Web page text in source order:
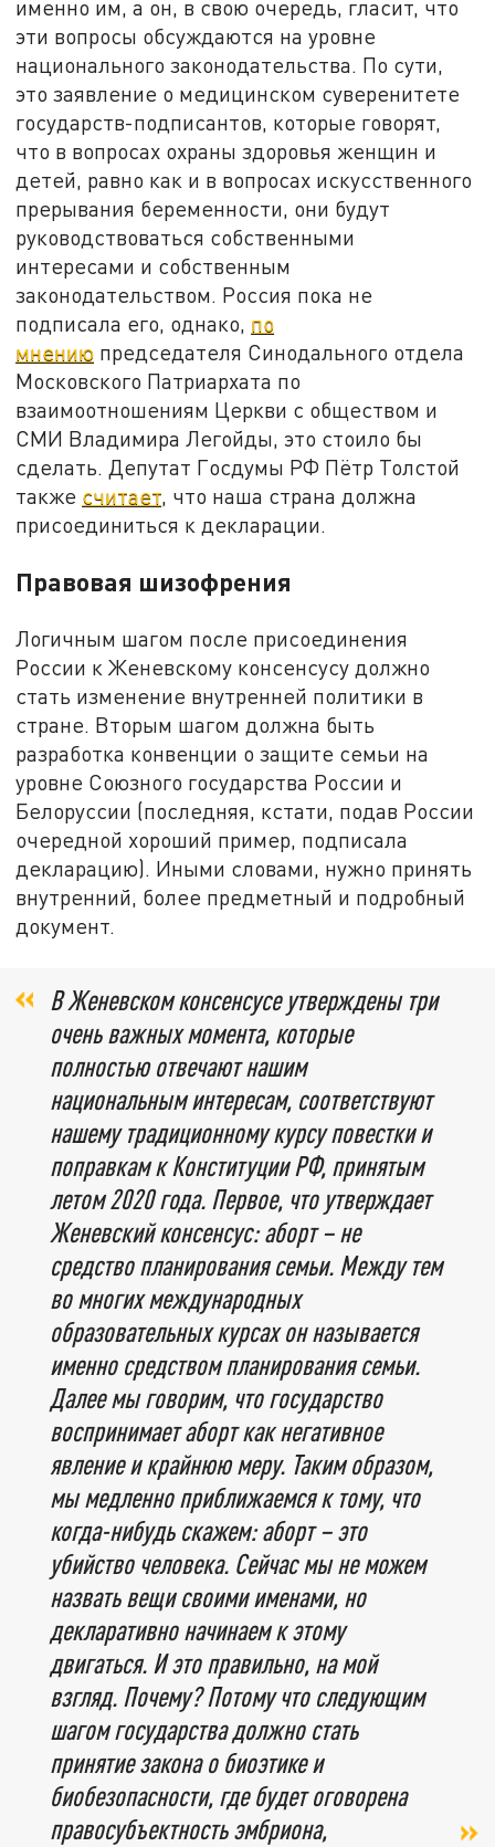
именно им, а он, в свою очередь, гласит, что
эти вопросы обсуждаются на уровне
национального законодательства. По сути,
это заявление о медицинском суверенитете
государств-подписантов, которые говорят,
что в вопросах охраны здоровья женщин и
детей, равно как и в вопросах искусственного
прерывания беременности, они будут
руководствоваться собственными
интересами и собственным
законодательством. Россия пока не
подписала его, однако, по
мнению председателя Синодального отдела
Московского Патриархата по
взаимоотношениям Церкви с обществом и
СМИ Владимира Легойды, это стоило бы
сделать. Депутат Госдумы РФ Пётр Толстой
также считает, что наша страна должна
присоединиться к декларации.
Правовая шизофрения
Логичным шагом после присоединения
России к Женевскому консенсусу должно
стать изменение внутренней политики в
стране. Вторым шагом должна быть
разработка конвенции о защите семьи на
уровне Союзного государства России и
Белоруссии (последняя, кстати, подав России
очередной хороший пример, подписала
декларацию). Иными словами, нужно принять
внутренний, более предметный и подробный
документ.
В Женевском консенсусе утверждены три
очень важных момента, которые
полностью отвечают нашим
национальным интересам, соответствуют
нашему традиционному курсу повестки и
поправкам к Конституции РФ, принятым
летом 2020 года. Первое, что утверждает
Женевский консенсус: аборт – не
средство планирования семьи. Между тем
во многих международных
образовательных курсах он называется
именно средством планирования семьи.
Далее мы говорим, что государство
воспринимает аборт как негативное
явление и крайнюю меру. Таким образом,
мы медленно приближаемся к тому, что
когда-нибудь скажем: аборт – это
убийство человека. Сейчас мы не можем
назвать вещи своими именами, но
декларативно начинаем к этому
двигаться. И это правильно, на мой
взгляд. Почему? Потому что следующим
шагом государства должно стать
принятие закона о биоэтике и
биобезопасности, где будет оговорена
правосубъектность эмбриона,